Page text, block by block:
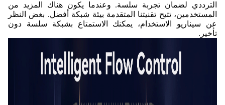
الترددي لضمان تجربة سلسة. وعندما يكون هناك المزيد من
المستخدمين، تتيح تقنيتنا المتقدمة بيئة شبكة أفضل. بغض النظر
عن سيناريو الاستخدام، يمكنك الاستمتاع بشبكة سلسة دون
تأخير.